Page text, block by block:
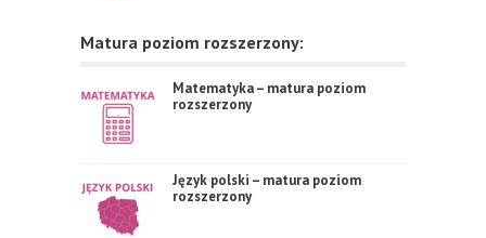
Matura poziom rozszerzony:
Matematyka – matura poziom
rozszerzony
Język polski – matura poziom
rozszerzony